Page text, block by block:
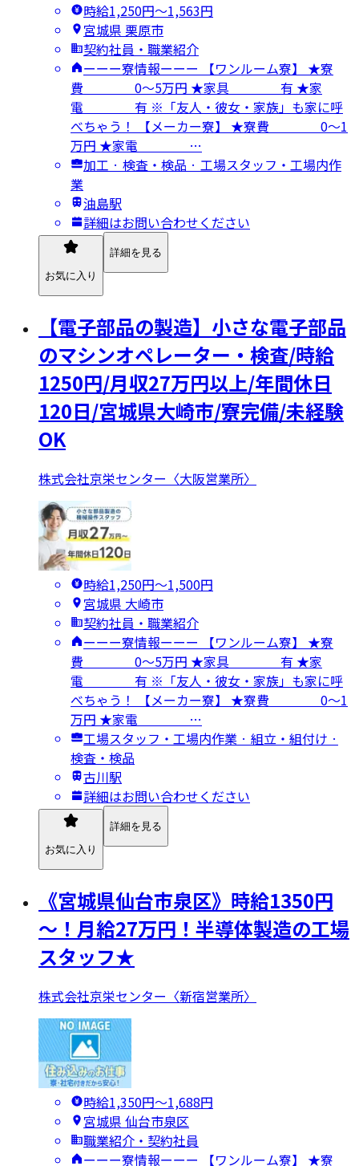
時給1,250円〜1,563円
宮城県 栗原市
契約社員・職業紹介
ーーー寮情報ーーー 【ワンルーム寮】 ★寮
費 0～5万円 ★家具 有 ★家
電 有 ※「友人・彼女・家族」も家に呼
べちゃう！ 【メーカー寮】 ★寮費 0～1
万円 ★家電 …
加工 · 検査・検品 · 工場スタッフ・工場内作
業
油島駅
詳細はお問い合わせください
お気に入り
詳細を見る
【電子部品の製造】小さな電子部品
のマシンオペレーター・検査/時給
1250円/月収27万円以上/年間休日
120日/宮城県大崎市/寮完備/未経験
OK
株式会社京栄センター〈大阪営業所〉
時給1,250円〜1,500円
宮城県 大崎市
契約社員・職業紹介
ーーー寮情報ーーー 【ワンルーム寮】 ★寮
費 0～5万円 ★家具 有 ★家
電 有 ※「友人・彼女・家族」も家に呼
べちゃう！ 【メーカー寮】 ★寮費 0～1
万円 ★家電 …
工場スタッフ・工場内作業 · 組立・組付け ·
検査・検品
古川駅
詳細はお問い合わせください
お気に入り
詳細を見る
《宮城県仙台市泉区》時給1350円
～！月給27万円！半導体製造の工場
スタッフ★
株式会社京栄センター〈新宿営業所〉
時給1,350円〜1,688円
宮城県 仙台市泉区
職業紹介・契約社員
ーーー寮情報ーーー 【ワンルーム寮】 ★寮